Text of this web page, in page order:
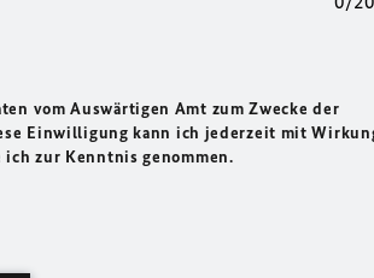
vom Auswärtigen Amt zum Zwecke der
Einwilligung kann ich jederzeit mit
zur Kenntnis genommen.